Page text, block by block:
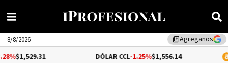
library_addAgreganos
8/8/2026
-1.25%$1,556.14